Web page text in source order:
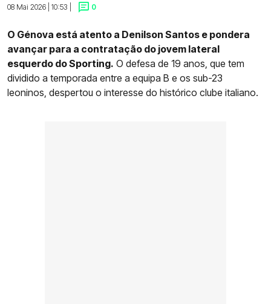
08 Mai 2026 | 10:53 |
0
O Génova está atento a Denilson Santos e pondera
avançar para a contratação do jovem lateral
esquerdo do Sporting. O defesa de 19 anos, que tem
dividido a temporada entre a equipa B e os sub-23
leoninos, despertou o interesse do histórico clube italiano.